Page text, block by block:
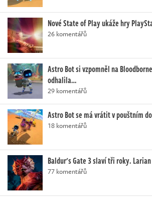
Nové State of Play ukáže hry
26 komentářů
Astro Bot si vzpomněl na
odhalila…
29 komentářů
Astro Bot se má vrátit v pouštním
18 komentářů
Baldur's Gate 3 slaví tři roky.
77 komentářů